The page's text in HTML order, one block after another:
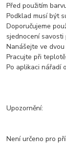
Před použitím
Podklad musí být
Doporučujeme
sjednocení savosti
Nanášejte ve
Pracujte při teplotě
Po aplikaci nářadí
Upozornění:
Není určeno pro